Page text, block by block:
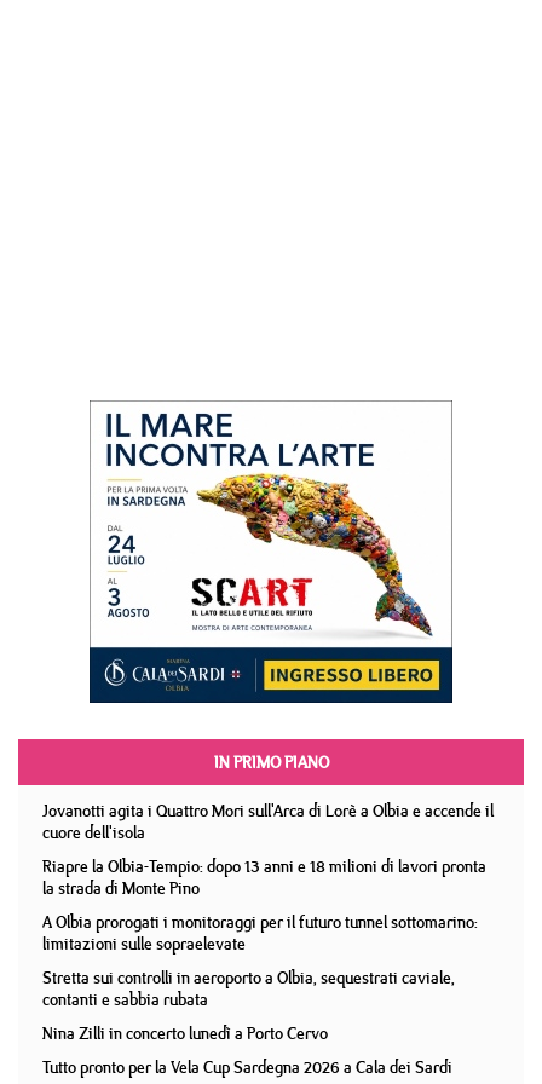
IN PRIMO PIANO
Jovanotti agita i Quattro Mori sull'Arca di Lorè a Olbia e accende il
cuore dell'isola
Riapre la Olbia-Tempio: dopo 13 anni e 18 milioni di lavori pronta
la strada di Monte Pino
A Olbia prorogati i monitoraggi per il futuro tunnel sottomarino:
limitazioni sulle sopraelevate
Stretta sui controlli in aeroporto a Olbia, sequestrati caviale,
contanti e sabbia rubata
Nina Zilli in concerto lunedì a Porto Cervo
Tutto pronto per la Vela Cup Sardegna 2026 a Cala dei Sardi